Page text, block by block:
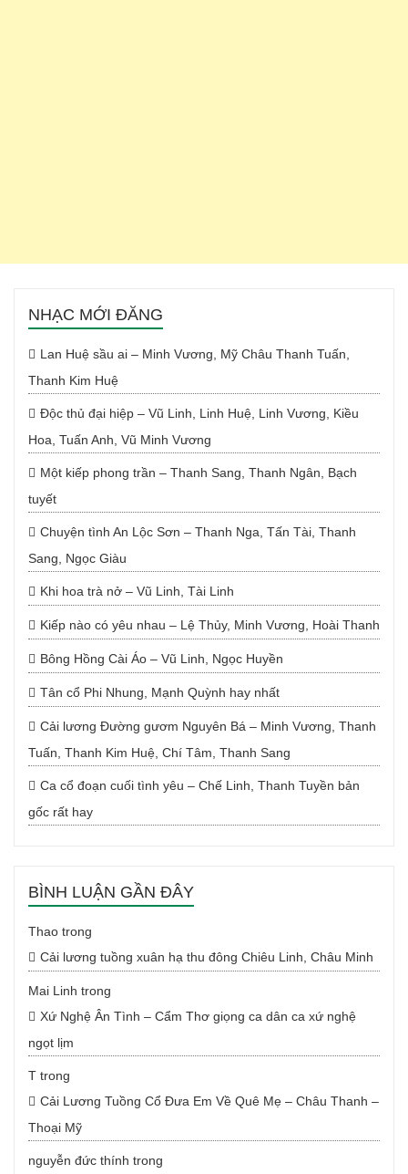
NHẠC MỚI ĐĂNG
Lan Huệ sầu ai – Minh Vương, Mỹ Châu Thanh Tuấn,
Thanh Kim Huệ
Độc thủ đại hiệp – Vũ Linh, Linh Huệ, Linh Vương, Kiều
Hoa, Tuấn Anh, Vũ Minh Vương
Một kiếp phong trần – Thanh Sang, Thanh Ngân, Bạch
tuyết
Chuyện tình An Lộc Sơn – Thanh Nga, Tấn Tài, Thanh
Sang, Ngọc Giàu
Khi hoa trà nở – Vũ Linh, Tài Linh
Kiếp nào có yêu nhau – Lệ Thủy, Minh Vương, Hoài Thanh
Bông Hồng Cài Áo – Vũ Linh, Ngọc Huyền
Tân cổ Phi Nhung, Mạnh Quỳnh hay nhất
Cải lương Đường gươm Nguyên Bá – Minh Vương, Thanh
Tuấn, Thanh Kim Huệ, Chí Tâm, Thanh Sang
Ca cổ đoạn cuối tình yêu – Chế Linh, Thanh Tuyền bản
gốc rất hay
BÌNH LUẬN GẦN ĐÂY
Thao trong
Cải lương tuồng xuân hạ thu đông Chiêu Linh, Châu Minh
Mai Linh trong
Xứ Nghệ Ân Tình – Cẩm Thơ giọng ca dân ca xứ nghệ
ngọt lịm
T trong
Cải Lương Tuồng Cổ Đưa Em Về Quê Mẹ – Châu Thanh –
Thoại Mỹ
nguyễn đức thính trong